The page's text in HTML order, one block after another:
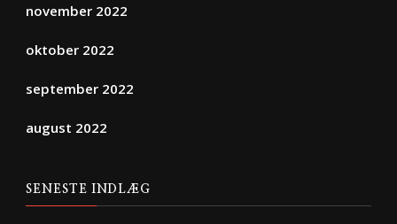
november 2022
oktober 2022
september 2022
august 2022
SENESTE INDLÆG